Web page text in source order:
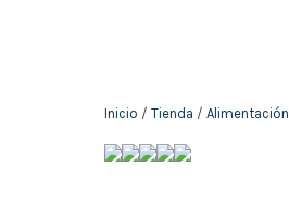
Inicio / Tienda / Alimentación